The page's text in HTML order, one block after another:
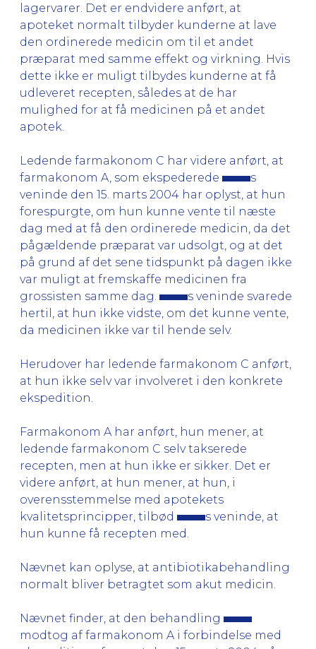
lagervarer. Det er endvidere anført, at
apoteket normalt tilbyder kunderne at lave
den ordinerede medicin om til et andet
præparat med samme effekt og virkning. Hvis
dette ikke er muligt tilbydes kunderne at få
udleveret recepten, således at de har
mulighed for at få medicinen på et andet
apotek.
Ledende farmakonom C har videre anført, at
farmakonom A, som ekspederede
s
veninde den 15. marts 2004 har oplyst, at hun
forespurgte, om hun kunne vente til næste
dag med at få den ordinerede medicin, da det
pågældende præparat var udsolgt, og at det
på grund af det sene tidspunkt på dagen ikke
var muligt at fremskaffe medicinen fra
grossisten samme dag.
s veninde svarede
hertil, at hun ikke vidste, om det kunne vente,
da medicinen ikke var til hende selv.
Herudover har ledende farmakonom C anført,
at hun ikke selv var involveret i den konkrete
ekspedition.
Farmakonom A har anført, hun mener, at
ledende farmakonom C selv takserede
recepten, men at hun ikke er sikker. Det er
videre anført, at hun mener, at hun, i
overensstemmelse med apotekets
kvalitetsprincipper, tilbød
s veninde, at
hun kunne få recepten med.
Nævnet kan oplyse, at antibiotikabehandling
normalt bliver betragtet som akut medicin.
Nævnet finder, at den behandling
modtog af farmakonom A i forbindelse med